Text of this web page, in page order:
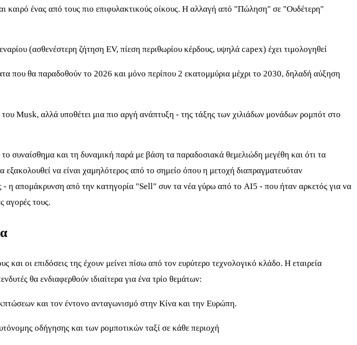
καιρό ένας από τους πιο επιφυλακτικούς οίκους. Η αλλαγή από "Πώληση" σε "Ουδέτερη"
(ασθενέστερη ζήτηση EV, πίεση περιθωρίου κέρδους, υψηλά capex) έχει τιμολογηθεί
που θα παραδοθούν το 2026 και μόνο περίπου 2 εκατομμύρια μέχρι το 2030, δηλαδή αύξηση
Musk, αλλά υποθέτει μια πιο αργή ανάπτυξη - της τάξης των χιλιάδων μονάδων ρομπότ στο
συναίσθημα και τη δυναμική παρά με βάση τα παραδοσιακά θεμελιώδη μεγέθη και ότι τα
να είναι χαμηλότερος από το σημείο όπου η μετοχή διαπραγματευόταν
η απομάκρυνση από την κατηγορία "Sell" συν τα νέα γύρω από το AI5 - που ήταν αρκετός για να
αγορές τους.
οι επιδόσεις της έχουν μείνει πίσω από τον ευρύτερο τεχνολογικό κλάδο. Η εταιρεία
θα ενδιαφερθούν ιδιαίτερα για ένα τρίο θεμάτων:
και τον έντονο ανταγωνισμό στην Κίνα και την Ευρώπη.
οδήγησης και των ρομποτικών ταξί σε κάθε περιοχή